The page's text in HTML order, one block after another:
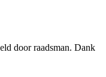
door raadsman. Dank